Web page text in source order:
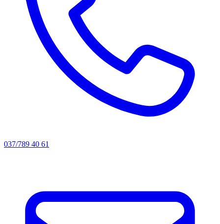
037/789 40 61